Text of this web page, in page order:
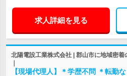
求人詳細を見る
北陽電設工業株式会社 | 郡山市に地域密
【現場代理人】＊学歴不問 ＊転勤